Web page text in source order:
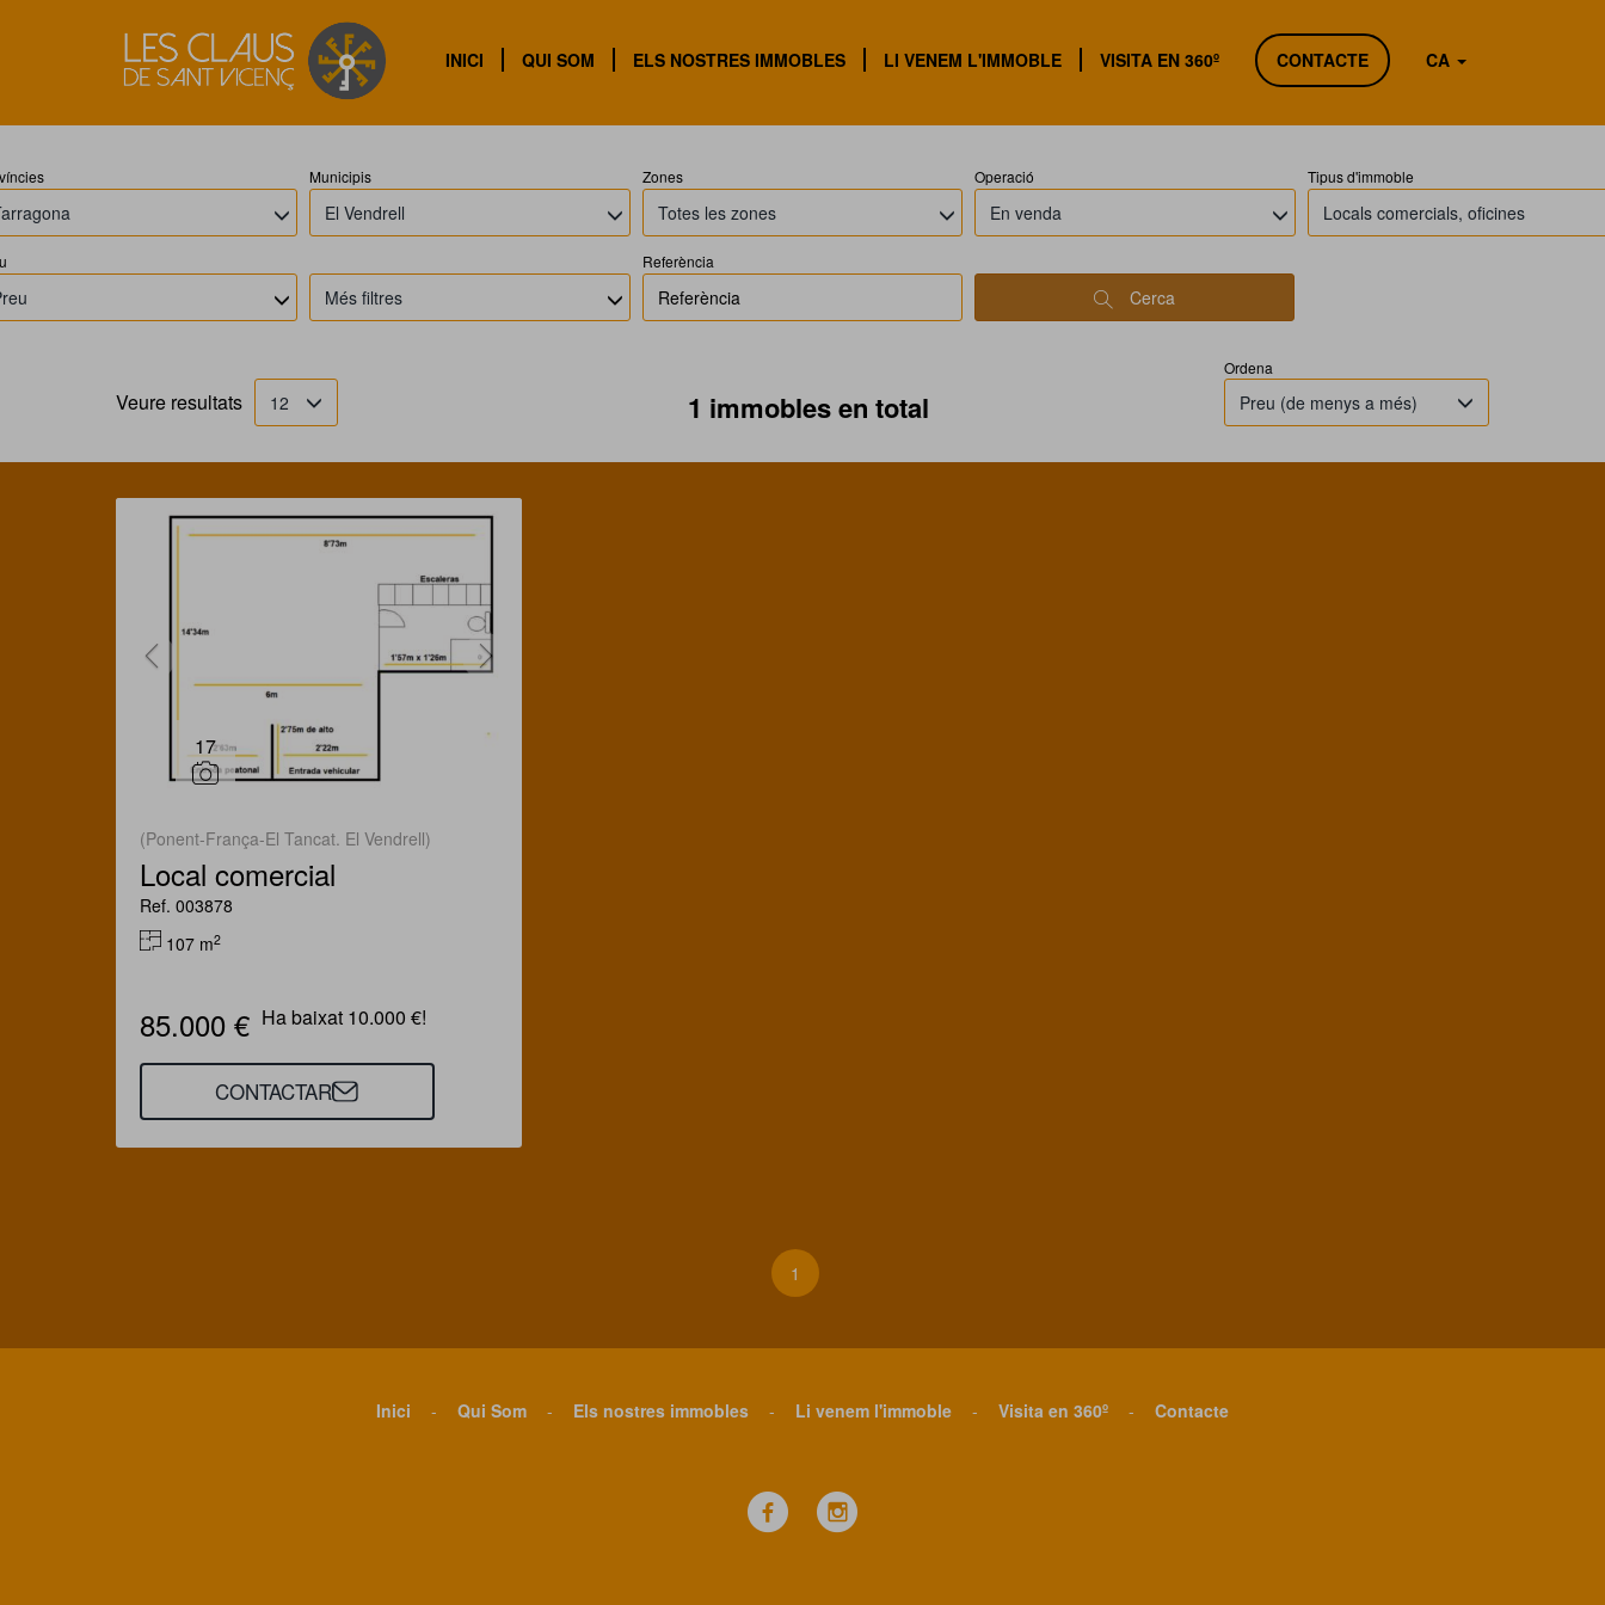
INICI QUI SOM ELS NOSTRES IMMOBLES LI VENEM L'IMMOBLE VISITA EN 360º CONTACTE CA
Immobles en venda en El Vendrell
Municipis
El Vendrell
Zones
Totes les zones
Operació
En venda
Tipus d'immoble
Locals comercials, oficines
Més filtres
Referència
Cerca
1 immobles en total
Ordena
Preu (de menys a més)
Veure resultats 12
17
(Ponent-França-El Tancat. El Vendrell)
Local comercial
Ref. 003878
107 m2
85.000 € Ha baixat 10.000 €!
CONTACTAR
1
Inici - Qui Som - Els nostres immobles - Li venem l'immoble - Visita en 360º - Contacte